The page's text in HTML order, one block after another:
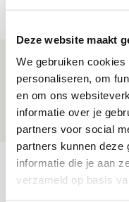
Deze website maakt
We gebruiken
personaliseren, om
en om ons
informatie over je
partners voor social
partners kunnen deze
informatie die je aan
verzameld op basis
Brandt: ‘Ajax
mijn hoofd
Míchel geeft
spreekt over